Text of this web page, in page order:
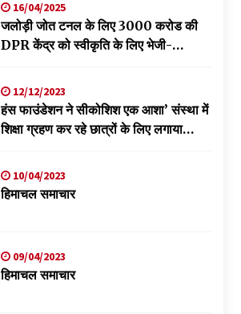
16/04/2025
जलोड़ी जोत टनल के लिए 3000 करोड की
DPR केंद्र को स्वीकृति के लिए भेजी-
12/12/2023
हंस फाउंडेशन ने सीकोशिश एक आशा’ संस्था में
शिक्षा ग्रहण कर रहे छात्रों के लिए लगाया
10/04/2023
हिमाचल समाचार
09/04/2023
हिमाचल समाचार